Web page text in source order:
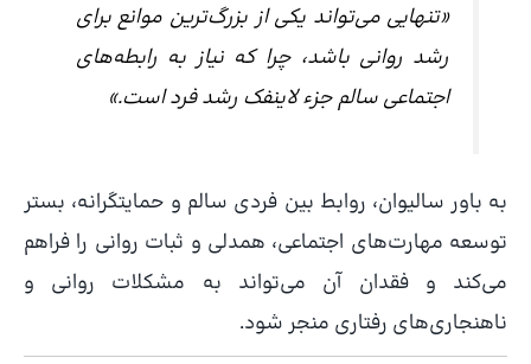
«تنهایی می‌تواند یکی از بزرگ‌ترین موانع برای
رشد روانی باشد، چرا که نیاز به رابطه‌های
اجتماعی سالم جزء لاینفک رشد فرد است.»
به باور سالیوان، روابط بین فردی سالم و حمایتگرانه، بستر
توسعه مهارت‌های اجتماعی، همدلی و ثبات روانی را فراهم
می‌کند و فقدان آن می‌تواند به مشکلات روانی و
ناهنجاری‌های رفتاری منجر شود.